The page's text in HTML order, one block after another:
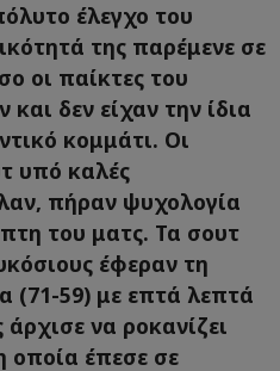
έλεγχο του
της παρέμενε σε
οι παίκτες του
δεν είχαν την ίδια
κομμάτι. Οι
υπό καλές
πήραν ψυχολογία
του ματς. Τα σουτ
έφεραν τη
(71-59) με επτά λεπτά
να ροκανίζει
οποία έπεσε σε